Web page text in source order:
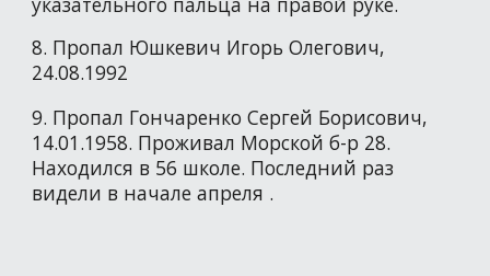
8. Пропал Юшкевич Игорь Олегович,
24.08.1992
9. Пропал Гончаренко Сергей Борисович,
14.01.1958. Проживал Морской б-р 28.
Находился в 56 школе. Последний раз
видели в начале апреля .